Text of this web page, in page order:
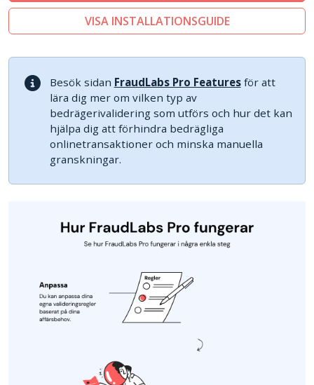
ThirtyBees
Shopware
Sylius
VISA INSTALLATIONSGUIDE
Besök sidan FraudLabs Pro Featuresför att
lära dig mer om vilken typ av
bedrägerivalidering som utförs och hur det kan
hjälpa dig att förhindra bedrägliga
onlinetransaktioner och minska manuella
granskningar.